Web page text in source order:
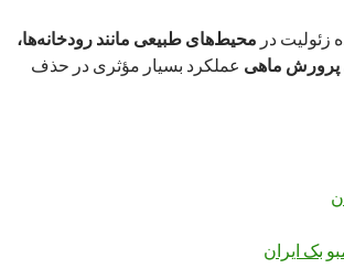
زئولیت در محیط‌های طبیعی مانند رودخانه‌ها،
پرورش ماهی عملکرد بسیار مؤثری در حذف
بک ایران